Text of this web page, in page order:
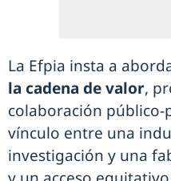
La Efpia insta a
la cadena de valor,
colaboración
vínculo entre una
investigación y una